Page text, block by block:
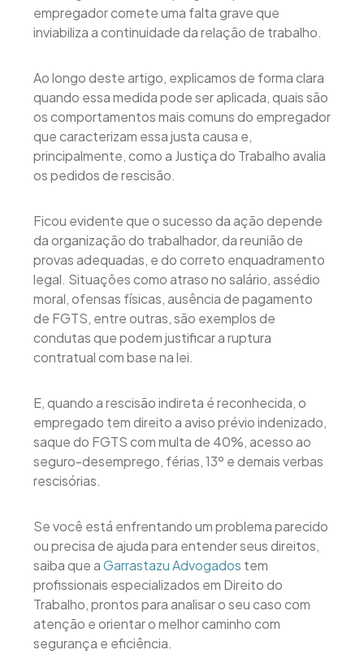
empregador comete uma falta grave que
inviabiliza a continuidade da relação de trabalho.
Ao longo deste artigo, explicamos de forma clara
quando essa medida pode ser aplicada, quais são
os comportamentos mais comuns do empregador
que caracterizam essa justa causa e,
principalmente, como a Justiça do Trabalho avalia
os pedidos de rescisão.
Ficou evidente que o sucesso da ação depende
da organização do trabalhador, da reunião de
provas adequadas, e do correto enquadramento
legal. Situações como atraso no salário, assédio
moral, ofensas físicas, ausência de pagamento
de FGTS, entre outras, são exemplos de
condutas que podem justificar a ruptura
contratual com base na lei.
E, quando a rescisão indireta é reconhecida, o
empregado tem direito a aviso prévio indenizado,
saque do FGTS com multa de 40%, acesso ao
seguro-desemprego, férias, 13º e demais verbas
rescisórias.
Se você está enfrentando um problema parecido
ou precisa de ajuda para entender seus direitos,
saiba que aGarrastazu Advogados tem
profissionais especializados em Direito do
Trabalho, prontos para analisar o seu caso com
atenção e orientar o melhor caminho com
segurança e eficiência.